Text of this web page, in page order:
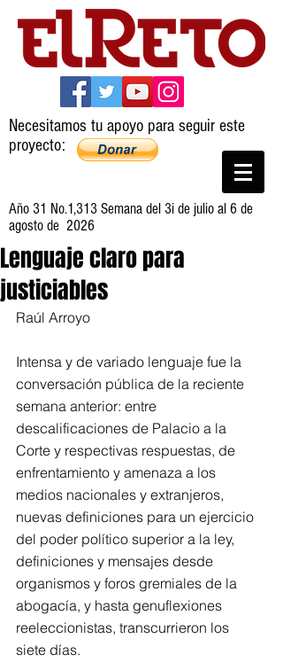
Necesitamos tu apoyo para seguir este
proyecto:
Año 31 No.1,313 Semana del 3i de julio al 6 de
agosto de 2026
Lenguaje claro para
justiciables
Raúl Arroyo
Intensa y de variado lenguaje fue la
conversación pública de la reciente
semana anterior: entre
descalificaciones de Palacio a la
Corte y respectivas respuestas, de
enfrentamiento y amenaza a los
medios nacionales y extranjeros,
nuevas definiciones para un ejercicio
del poder político superior a la ley,
definiciones y mensajes desde
organismos y foros gremiales de la
abogacía, y hasta genuflexiones
reeleccionistas, transcurrieron los
siete días.